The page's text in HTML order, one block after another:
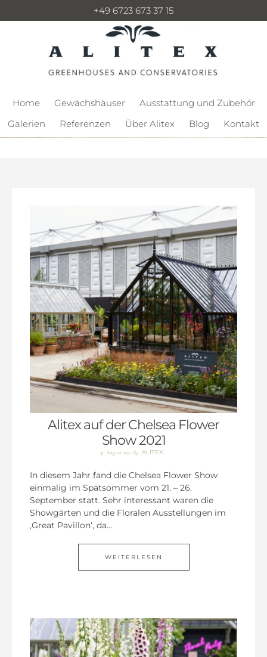
+49 6723 673 37 15
Home Gewächshäuser
Ausstattung und Zubehör
Galerien
Referenzen Über Alitex Blog Kontakt
Alitex auf der Chelsea Flower
Show 2021
31. August 2021 By ALITEX
In diesem Jahr fand die Chelsea Flower Show
einmalig im Spätsommer vom 21. – 26.
September statt. Sehr interessant waren die
Showgärten und die Floralen Ausstellungen im
‚Great Pavillon‘, da…
WEITERLESEN